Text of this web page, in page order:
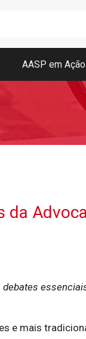
AASP em Ação
debates
e mais